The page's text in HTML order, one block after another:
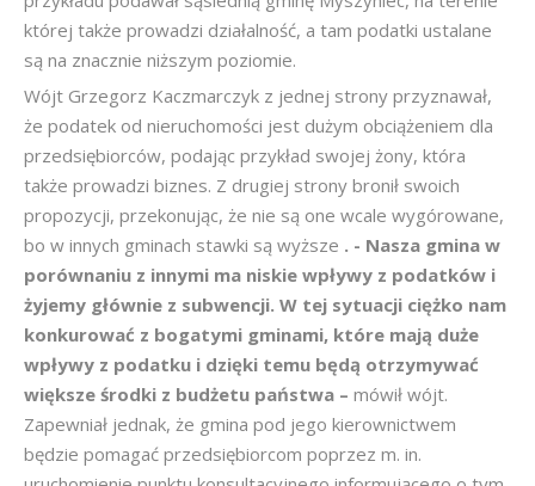
której także prowadzi działalność, a tam podatki ustalane
są na znacznie niższym poziomie.
Wójt Grzegorz Kaczmarczyk z jednej strony przyznawał,
że podatek od nieruchomości jest dużym obciążeniem dla
przedsiębiorców, podając przykład swojej żony, która
także prowadzi biznes. Z drugiej strony bronił swoich
propozycji, przekonując, że nie są one wcale wygórowane,
bo w innych gminach stawki są wyższe . - Nasza gmina w
porównaniu z innymi ma niskie wpływy z podatków i
żyjemy głównie z subwencji. W tej sytuacji ciężko nam
konkurować z bogatymi gminami, które mają duże
wpływy z podatku i dzięki temu będą otrzymywać
większe środki z budżetu państwa – mówił wójt.
Zapewniał jednak, że gmina pod jego kierownictwem
będzie pomagać przedsiębiorcom poprzez m. in.